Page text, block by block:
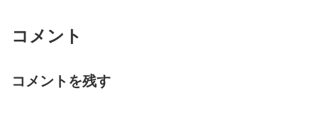
コメント
コメントを残す